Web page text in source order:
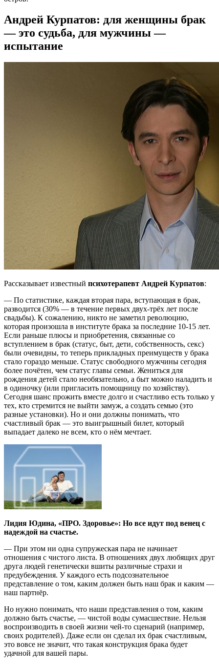
Андрей Курпатов: для женщины брак
— это судьба, для мужчины —
испытание
Рассказывает известный психотерапевт Андрей Курпатов:
— По статистике, каждая вторая пара, вступающая в брак,
разводится (30% — в течение первых двух-трёх лет после
свадьбы). К сожалению, никто не заметил революцию,
которая произошла в институте брака за последние 10-15 лет.
Если раньше плюсы и приобретения, связанные со
вступлением в брак (статус, быт, дети, собственность, секс)
были очевидны, то теперь прикладных преимуществ у брака
стало гораздо меньше. Статус свободного мужчины сегодня
более почётен, чем статус главы семьи. Жениться для
рождения детей стало необязательно, а быт можно наладить и
в одиночку (или пригласить помощницу по хозяйству).
Сегодня шанс прожить вместе долго и счастливо есть только у
тех, кто стремится не выйти замуж, а создать семью (это
разные установки). Но и они должны понимать, что
счастливый брак — это выигрышный билет, который
выпадает далеко не всем, кто о нём мечтает.
Лидия Юдина, «ПРО. Здоровье»: Но все идут под венец с
надеждой на счастье.
— При этом ни одна супружеская пара не начинает
отношения с чистого листа. В отношениях двух любящих друг
друга людей генетически вшиты различные страхи и
предубеждения. У каждого есть подсознательное
представление о том, каким должен быть наш брак и каким —
наш партнёр.
Но нужно понимать, что наши представления о том, каким
должно быть счастье, — чистой воды сумасшествие. Нельзя
воспроизводить в своей жизни чей-то сценарий (например,
своих родителей). Даже если он сделал их брак счастливым,
это вовсе не значит, что такая конструкция брака будет
удачной для вашей пары.